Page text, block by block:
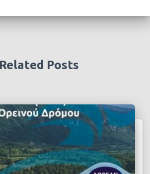
Related Posts